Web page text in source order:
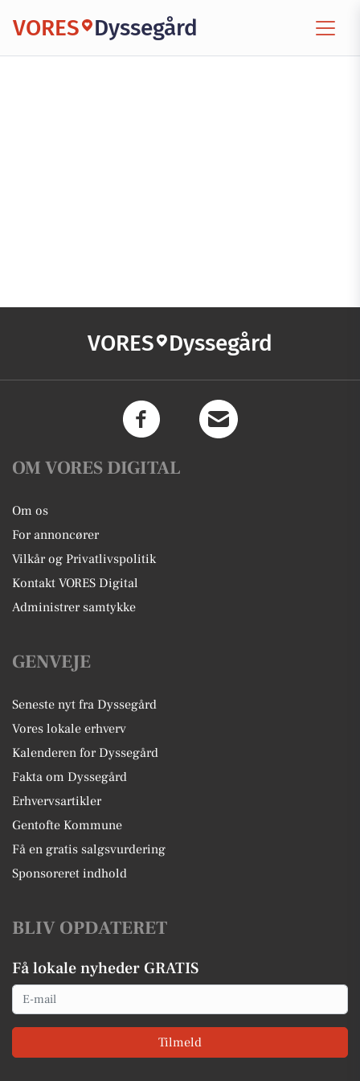
VORES Dyssegård
VORES Dyssegård
OM VORES DIGITAL
Om os
For annoncører
Vilkår og Privatlivspolitik
Kontakt VORES Digital
Administrer samtykke
GENVEJE
Seneste nyt fra Dyssegård
Vores lokale erhverv
Kalenderen for Dyssegård
Fakta om Dyssegård
Erhvervsartikler
Gentofte Kommune
Få en gratis salgsvurdering
Sponsoreret indhold
BLIV OPDATERET
Få lokale nyheder GRATIS
Email
Tilmeld